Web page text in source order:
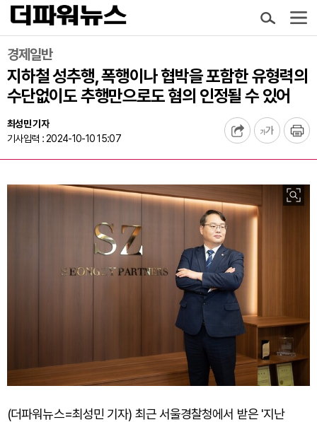
경제일반
지하철 성추행, 폭행이나 협박을 포함한 유형력의
수단없이도 추행만으로도 혐의 인정될 수 있어
최성민 기자
기사입력 : 2024-10-10 15:07
(더파워뉴스=최성민 기자) 최근 서울경찰청에서 받은 '지난